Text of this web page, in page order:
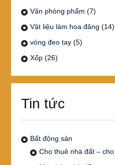
Văn phòng phẩm (7)
Vật liệu làm hoa đăng (14)
vòng đeo tay (5)
Xốp (26)
Tin tức
Bất động sản
Cho thuê nhà đất –